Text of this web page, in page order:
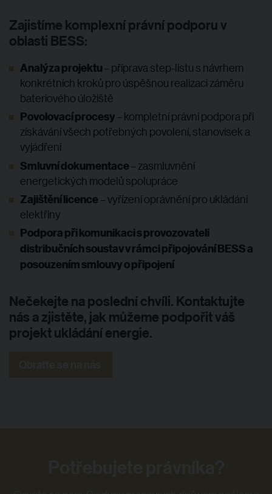
Zajistíme komplexní právní podporu v
oblasti BESS:
Analýza projektu– příprava step-listu s návrhem
konkrétních kroků pro úspěšnou realizaci záměru
bateriového úložiště
Povolovací procesy– kompletní právní podpora při
získávání všech potřebných povolení, stanovisek a
vyjádření
Smluvní dokumentace– zasmluvnění
energetických modelů spolupráce
Zajištěnílicence–vyřízení oprávnění pro ukládání
elektřiny
Podpora při komunikaci s provozovateli
distribučních soustav v rámci připojování BESS a
posouzením smlouvy o připojení
Nečekejte na poslední chvíli. Kontaktujte
nás a zjistěte, jak můžeme podpořit váš
projekt ukládání energie.